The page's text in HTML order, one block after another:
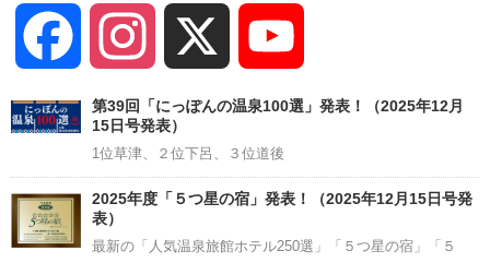
Facebook Instagram
Channel
第39回「にっぽんの温泉100選」発表！（2025年12月
15日号発表）
1位草津、２位下呂、３位道後
2025年度「５つ星の宿」発表！（2025年12月15日号発
表）
最新の「人気温泉旅館ホテル250選」「５つ星の宿」「５